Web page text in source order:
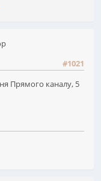
#1021
Прямого каналу, 5